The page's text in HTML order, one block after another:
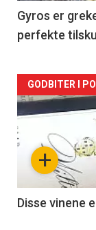
2
Gyros er
perfekte
Forsiden
akkurat
nå
3
+
GODBITER I
Disse vinene